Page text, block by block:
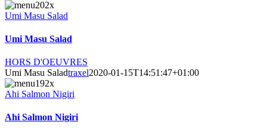
Umi Masu Salad
Umi Masu Salad
HORS D'OEUVRES
Umi Masu Saladtraxel2020-01-15T14:51:47+01:00
Ahi Salmon Nigiri
Ahi Salmon Nigiri